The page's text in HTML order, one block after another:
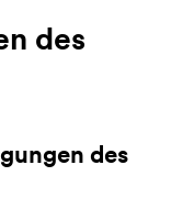
des
des